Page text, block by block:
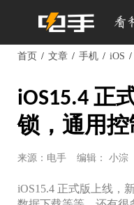
首页 文章 手机 iOS
iOS15.4 正
锁，通用
来源：电手 编辑： 小淙
iOS15.4 正式版上线，